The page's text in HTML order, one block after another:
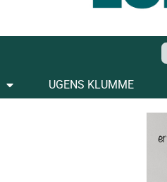
UGENS KLUMME